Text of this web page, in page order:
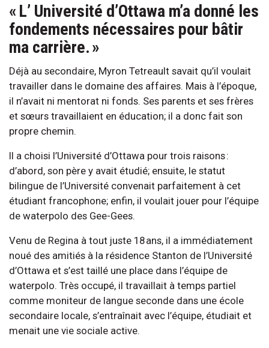
« L’ Université d’Ottawa m’a donné les
fondements nécessaires pour bâtir
ma carrière. »
Déjà au secondaire, Myron Tetreault savait qu’il voulait
travailler dans le domaine des affaires. Mais à l’époque,
il n’avait ni mentorat ni fonds. Ses parents et ses frères
et sœurs travaillaient en éducation; il a donc fait son
propre chemin.
Il a choisi l’Université d’Ottawa pour trois raisons :
d’abord, son père y avait étudié; ensuite, le statut
bilingue de l’Université convenait parfaitement à cet
étudiant francophone; enfin, il voulait jouer pour l’équipe
de waterpolo des Gee-Gees.
Venu de Regina à tout juste 18 ans, il a immédiatement
noué des amitiés à la résidence Stanton de l’Université
d’Ottawa et s’est taillé une place dans l’équipe de
waterpolo. Très occupé, il travaillait à temps partiel
comme moniteur de langue seconde dans une école
secondaire locale, s’entraînait avec l’équipe, étudiait et
menait une vie sociale active.